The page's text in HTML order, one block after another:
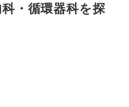
・循環器科を探